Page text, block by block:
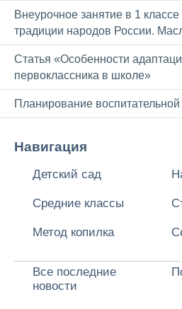
Внеурочное занятие в 1
традиции народов России.
Статья «Особенности
первоклассника в школе»
Планирование
Навигация
Детский сад
Средние классы
Метод копилка
Все последние
новости